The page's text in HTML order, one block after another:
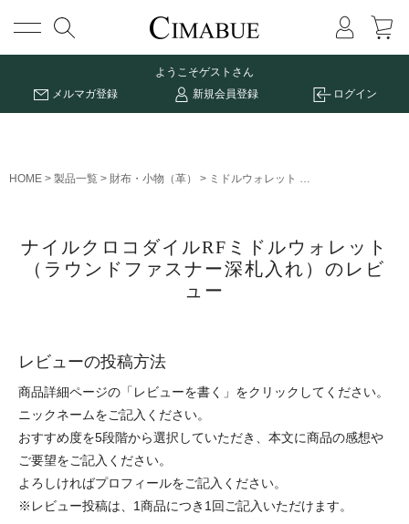
メニュー
ようこそゲストさん
メルマガ登録
新規会員登録 ログイン
HOME 製品一覧 財布・小物（革） ミドルウォレット ナイルクロコダイ
ナイルクロコダイルRFミドルウォレット
（ラウンドファスナー深札入れ）のレビ
ュー
レビューの投稿方法
商品詳細ページの「レビューを書く」をクリックしてください。
ニックネームをご記入ください。
おすすめ度を5段階から選択していただき、本文に商品の感想や
ご要望をご記入ください。
よろしければプロフィールをご記入ください。
※レビュー投稿は、1商品につき1回ご記入いただけます。